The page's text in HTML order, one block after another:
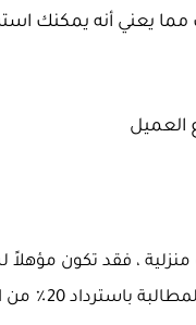
يعني أنه يمكنك
العميل
، فقد تكون مؤهلاً